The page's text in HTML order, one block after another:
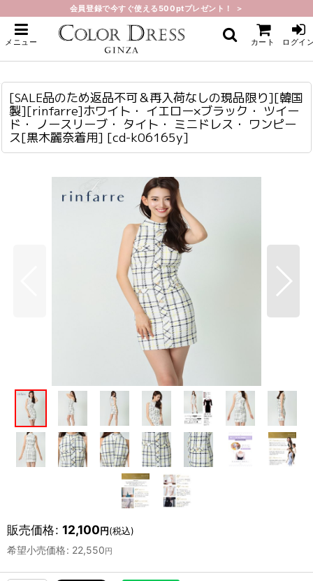
会員登録で今すぐ使える500ptプレゼント！ ＞
メニュー カート ログイ
ホーム > ミニ・ショート
[SALE品のため返品不可＆再入荷なしの現品限り][韓国製][rinfarre]ホワイト・
イエロー×ブラック・ ツイード・ ノースリーブ・ タイト・ ミニドレス・ ワンピ
[SALE品のため返品不可＆再入荷なしの現品限り][韓国
製][rinfarre]ホワイト・ イエロー×ブラック・ ツイー
ド・ ノースリーブ・ タイト・ ミニドレス・ ワンピー
ス[黒木麗奈着用] [cd-k06165y]
販売価格: 12,100円(税込)
希望小売価格: 22,550円